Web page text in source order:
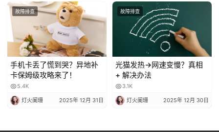
故障排查
手机卡丢了慌到哭？异地补
卡保姆级攻略来了！
5.4K
灯火阑珊 2025年 12月 31日
故障排查
光猫发热→网速变慢？真相
+ 解决办法
3.1K
灯火阑珊 2025年 12月 30日